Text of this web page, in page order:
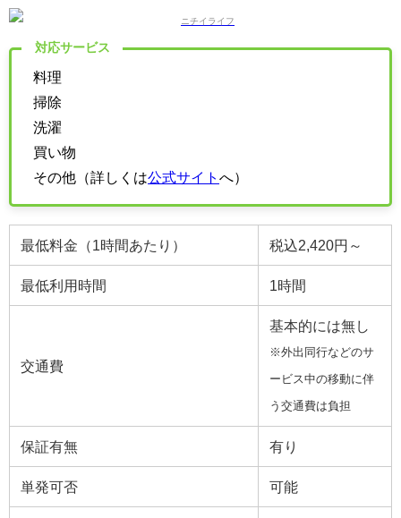
対応サービス
料理
掃除
洗濯
買い物
その他（詳しくは公式サイト へ）
最低料金（1時間あたり） 税込2,420円～
最低利用時間 1時間
交通費
基本的には無し
※外出同行などのサ
ービス中の移動に伴
う交通費は負担
保証有無 有り
単発可否 可能